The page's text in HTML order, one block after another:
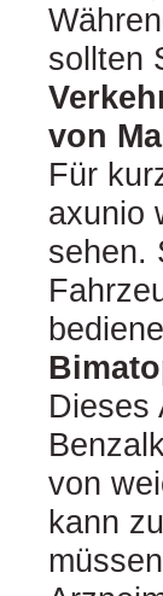
sollten
von
Für
axunio
sehen.
Dieses
von
kann